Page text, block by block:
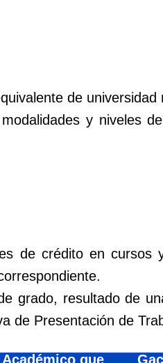
de universidad
y niveles
de crédito en cursos
grado, resultado de
de Presentación de
que